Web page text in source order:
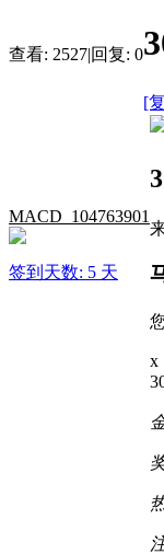
查看: 2527|回复: 0
[
MACD_104763901
签到天数: 5 天
x